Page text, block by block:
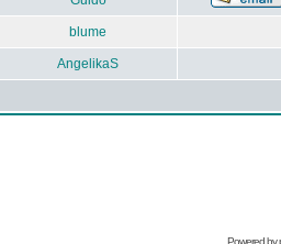
blume
AngelikaS
Powered by